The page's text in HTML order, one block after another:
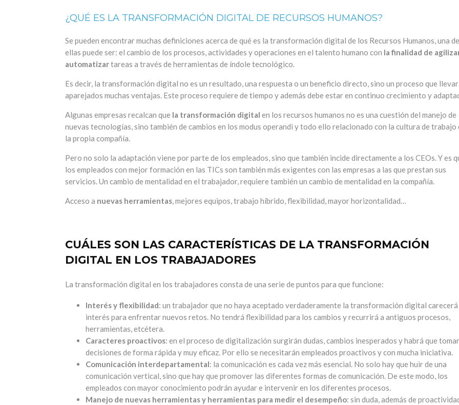
¿QUÉ ES LA TRANSFORMACIÓN DIGITAL DE RECURSOS HUMANOS?
Se pueden encontrar muchas definiciones acerca de qué es la transformación digital de los Recursos Humanos, una de
ellas puede ser: el cambio de los procesos, actividades y operaciones en el talento humano con la finalidad de
automatizartareas a través de herramientas de índole tecnológico.
Es decir, la transformación digital no es un resultado, una respuesta o un beneficio directo, sino un proceso que
aparejados muchas ventajas. Este proceso requiere de tiempo y además debe estar en continuo crecimiento y
Algunas empresas recalcan que la transformación digital en los recursos humanos no es una cuestión del manejo de
nuevas tecnologías, sino también de cambios en los modus operandi y todo ello relacionado con la cultura de trabajo
la propia compañía.
Pero no solo la adaptación viene por parte de los empleados, sino que también incide directamente a los CEOs. Y es
los empleados con mejor formación en las TICs son también más exigentes con las empresas a las que prestan sus
servicios. Un cambio de mentalidad en el trabajador, requiere también un cambio de mentalidad en la compañía.
Acceso a nuevas herramientas, mejores equipos, trabajo híbrido, flexibilidad, mayor horizontalidad…
CUÁLES SON LAS CARACTERÍSTICAS DE LA TRANSFORMACIÓN
DIGITAL EN LOS TRABAJADORES
La transformación digital en los trabajadores consta de una serie de puntos para que funcione:
Interés y flexibilidad: un trabajador que no haya aceptado verdaderamente la transformación digital carecerá
interés para enfrentar nuevos retos. No tendrá flexibilidad para los cambios y recurrirá a antiguos procesos,
herramientas, etcétera.
Caracteres proactivos: en el proceso de digitalización surgirán dudas, cambios inesperados y habrá que tomar
decisiones de forma rápida y muy eficaz. Por ello se necesitarán empleados proactivos y con mucha iniciativa.
Comunicación interdepartamental: la comunicación es cada vez más esencial. No solo hay que huir de una
comunicación vertical, sino que hay que promover las diferentes formas de comunicación. De este modo, los
empleados con mayor conocimiento podrán ayudar e intervenir en los diferentes procesos.
Manejo de nuevas herramientas y herramientas para medir el desempeño: sin duda, además de